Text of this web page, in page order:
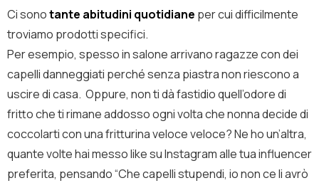
Ci sonotante abitudini quotidiane per cui difficilmente
troviamo prodotti specifici.
Per esempio, spesso in salone arrivano ragazze con dei
capelli danneggiati perché senza piastra non riescono a
uscire di casa. Oppure, non ti dà fastidio quell’odore di
fritto che ti rimane addosso ogni volta che nonna decide di
coccolarti con una fritturina veloce veloce?Ne ho un’altra,
quante volte hai messo like su Instagram alle tua influencer
preferita, pensando “Che capelli stupendi, io non ce li avrò